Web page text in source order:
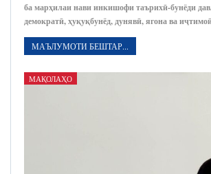
ба марҳилаи нави инкишофи таърихӣ-бунёди
демократӣ, ҳуқуқбунёд, дунявӣ, ягона ва
МАЪЛУМОТИ БЕШТАР...
МАҚОЛАҲО